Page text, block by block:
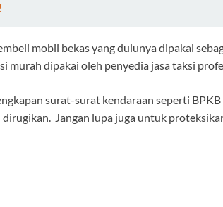
mobil bekas yang dulunya dipakai
murah dipakai oleh penyedia jasa taksi
surat-surat kendaraan seperti
Jangan lupa juga untuk